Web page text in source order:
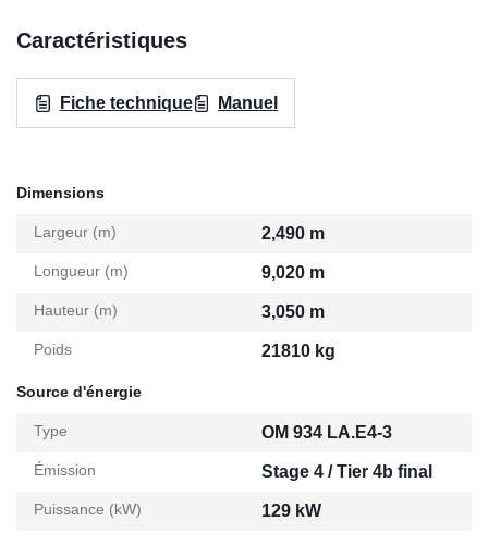
Caractéristiques
Fiche technique Manuel
Dimensions
Largeur (m) 2,490 m
Longueur (m) 9,020 m
Hauteur (m) 3,050 m
Poids 21810 kg
Source d'énergie
Type OM 934 LA.E4-3
Émission Stage 4 / Tier 4b final
Puissance (kW) 129 kW